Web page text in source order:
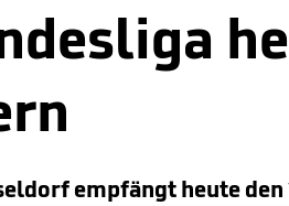
empfängt heute